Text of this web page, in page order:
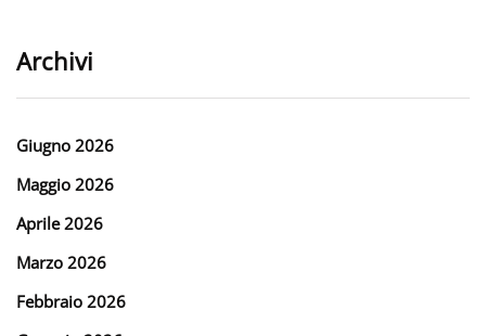
Archivi
Giugno 2026
Maggio 2026
Aprile 2026
Marzo 2026
Febbraio 2026